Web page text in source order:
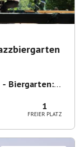
- Biergarten:
Georg-Kalb-1
FREIER PLATZ